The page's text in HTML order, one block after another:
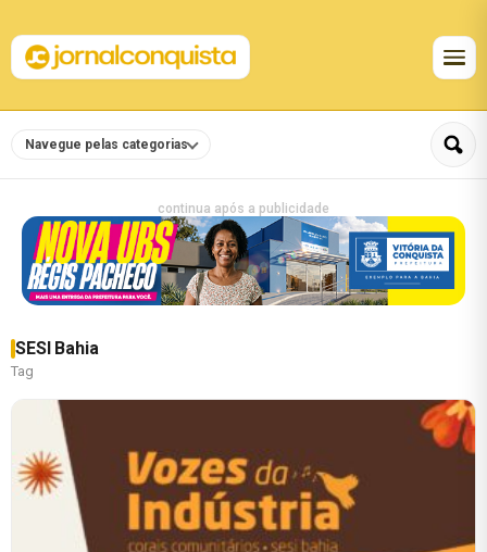
Navegue pelas categorias
continua após a publicidade
SESI Bahia
Tag